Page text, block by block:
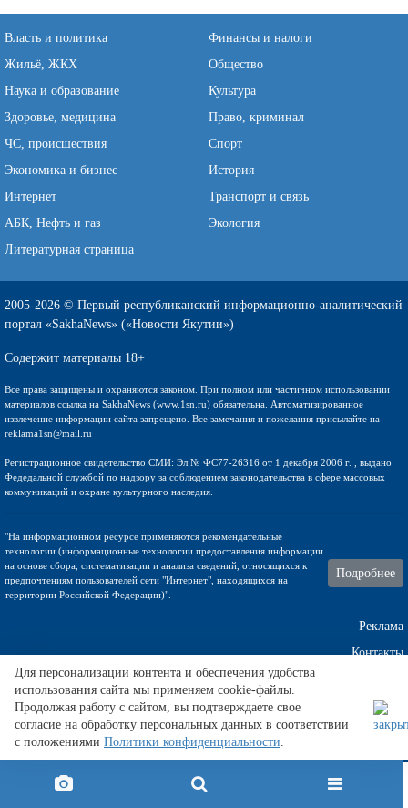
Власть и политика
Финансы и налоги
Жильё, ЖКХ
Общество
Наука и образование
Культура
Здоровье, медицина
Право, криминал
ЧС, происшествия
Спорт
Экономика и бизнес
История
Интернет
Транспорт и связь
АБК, Нефть и газ
Экология
Литературная страница
2005-2026 © Первый республиканский информационно-аналитический
портал «SakhaNews» («Новости Якутии»)
Содержит материалы 18+
Все права защищены и охраняются законом. При полном или частичном использовании
материалов ссылка на SakhaNews (www.1sn.ru) обязательна. Автоматизированное
извлечение информации сайта запрещено. Все замечания и пожелания присылайте на
reklama1sn@mail.ru
Регистрационное свидетельство СМИ: Эл № ФС77-26316 от 1 декабря 2006 г. , выдано
Федедальной службой по надзору за соблюдением законодательства в сфере массовых
коммуникаций и охране культурного наследия.
"На информационном ресурсе применяются рекомендательные
технологии (информационные технологии предоставления информации
на основе сбора, систематизации и анализа сведений, относящихся к
предпочтениям пользователей сети "Интернет", находящихся на
территории Российской Федерации)".
Подробнее
Реклама
Контакты
Техническа поддержка
Для персонализации контента и обеспечения удобства
использования сайта мы применяем cookie-файлы.
Продолжая работу с сайтом, вы подтверждаете свое
согласие на обработку персональных данных в соответствии
с положениями Политики конфиденциальности.